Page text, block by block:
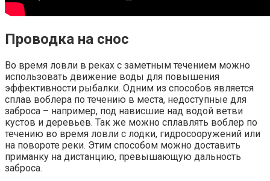
Проводка на снос
Во время ловли в реках с заметным течением можно
использовать движение воды для повышения
эффективности рыбалки. Одним из способов является
сплав воблера по течению в места, недоступные для
заброса – например, под нависшие над водой ветви
кустов и деревьев. Так же можно сплавлять воблер по
течению во время ловли с лодки, гидросооружений или
на повороте реки. Этим способом можно доставить
приманку на дистанцию, превышающую дальность
заброса.